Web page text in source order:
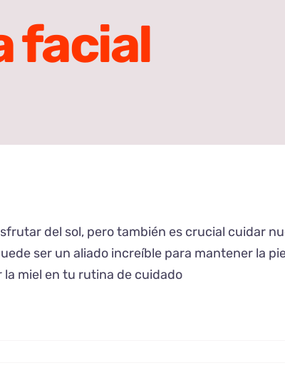
facial
del sol, pero también es crucial cuidar
ser un aliado increíble para mantener la
miel en tu rutina de cuidado